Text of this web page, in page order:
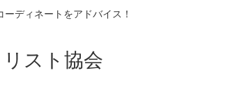
ディネートをアドバイス！
スト協会